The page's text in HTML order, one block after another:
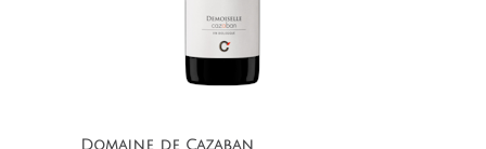
Domaine de Cazaban